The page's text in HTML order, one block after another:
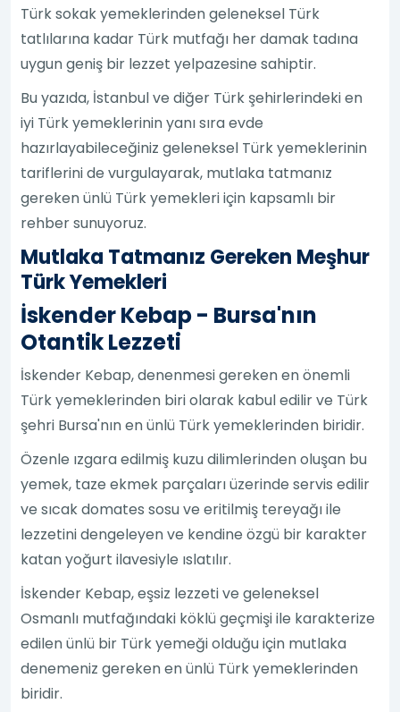
Türk sokak yemeklerinden geleneksel Türk
tatlılarına kadar Türk mutfağı her damak tadına
uygun geniş bir lezzet yelpazesine sahiptir.
Bu yazıda, İstanbul ve diğer Türk şehirlerindeki en
iyi Türk yemeklerinin yanı sıra evde
hazırlayabileceğiniz geleneksel Türk yemeklerinin
tariflerini de vurgulayarak, mutlaka tatmanız
gereken ünlü Türk yemekleri için kapsamlı bir
rehber sunuyoruz.
Mutlaka Tatmanız Gereken Meşhur
Türk Yemekleri
İskender Kebap - Bursa'nın
Otantik Lezzeti
İskender Kebap, denenmesi gereken en önemli
Türk yemeklerinden biri olarak kabul edilir ve Türk
şehri Bursa'nın en ünlü Türk yemeklerinden biridir.
Özenle ızgara edilmiş kuzu dilimlerinden oluşan bu
yemek, taze ekmek parçaları üzerinde servis edilir
ve sıcak domates sosu ve eritilmiş tereyağı ile
lezzetini dengeleyen ve kendine özgü bir karakter
katan yoğurt ilavesiyle ıslatılır.
İskender Kebap, eşsiz lezzeti ve geleneksel
Osmanlı mutfağındaki köklü geçmişi ile karakterize
edilen ünlü bir Türk yemeği olduğu için mutlaka
denemeniz gereken en ünlü Türk yemeklerinden
biridir.